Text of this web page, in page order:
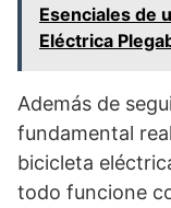
Esenciales de
Eléctrica
Además de
fundamental
bicicleta
todo funcione